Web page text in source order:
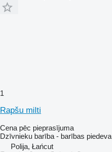
1
Rapšu milti
Cena pēc pieprasījuma
Dzīvnieku barība - barības piedeva
Polija, Łańcut